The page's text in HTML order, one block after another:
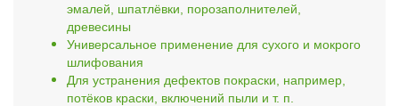
эмалей, шпатлёвки, порозаполнителей,
древесины
Универсальное применение для сухого и мокрого
шлифования
Для устранения дефектов покраски, например,
потёков краски, включений пыли и т. п.